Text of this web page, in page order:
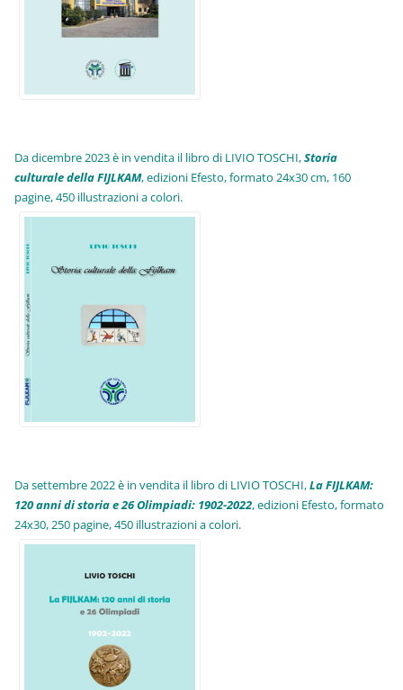
Da dicembre 2023 è in vendita il libro di LIVIO TOSCHI,Storia
culturale della FIJLKAM, edizioni Efesto, formato 24x30 cm, 160
pagine, 450 illustrazioni a colori.
Da settembre 2022 è in vendita il libro di LIVIO TOSCHI,La FIJLKAM:
120 anni di storia e 26 Olimpiadi: 1902-2022, edizioni Efesto, formato
24x30, 250 pagine, 450 illustrazioni a colori.